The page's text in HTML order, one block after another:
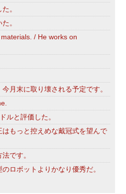
。
。
/ He works on
月末に取り壊される予定です。
ルと評価した。
もっと控えめな戴冠式を望んで
です。
ロボットよりかなり優秀だ。